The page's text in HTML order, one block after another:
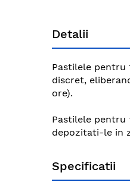
the
beginning
the
images
gallery
Detalii
Pastilele
discret,
ore).
Pastilele
depozitati-le in
Specificatii